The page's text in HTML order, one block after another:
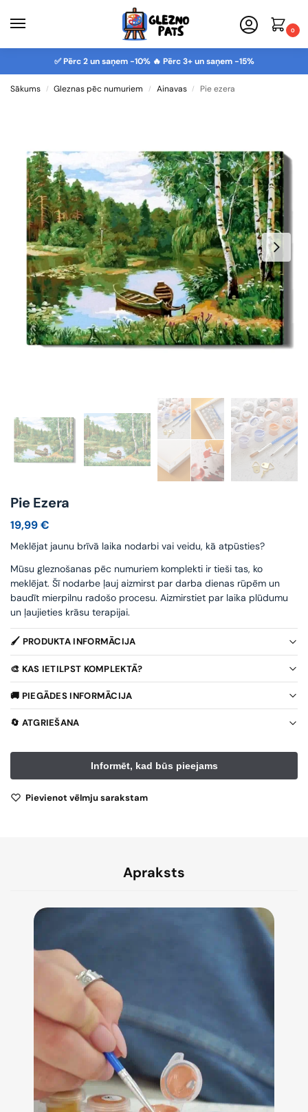
0
✅ Pērc 2 un saņem -10% 🔥 Pērc 3+ un saņem -15%
Sākums / Gleznas pēc numuriem / Ainavas / Pie ezera
Pie Ezera
19,99€
Meklējat jaunu brīvā laika nodarbi vai veidu, kā atpūsties?
Mūsu gleznošanas pēc numuriem komplekti ir tieši tas, ko
meklējat. Šī nodarbe ļauj aizmirst par darba dienas rūpēm un
baudīt mierpilnu radošo procesu. Aizmirstiet par laika plūdumu
un ļaujieties krāsu terapijai.
🖌️ PRODUKTA INFORMĀCIJA
🎨 KAS IETILPST KOMPLEKTĀ?
🚚 PIEGĀDES INFORMĀCIJA
🔄 ATGRIEŠANA
Pievienot vēlmju sarakstam
Apraksts